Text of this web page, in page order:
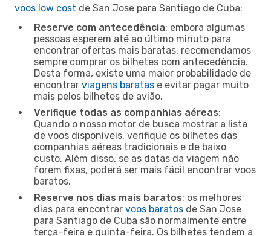
voos low cost de San Jose para Santiago de Cuba:
Reserve com antecedência: embora algumas
pessoas esperem até ao último minuto para
encontrar ofertas mais baratas, recomendamos
sempre comprar os bilhetes com antecedência.
Desta forma, existe uma maior probabilidade de
encontrar viagens baratas e evitar pagar muito
mais pelos bilhetes de avião.
Verifique todas as companhias aéreas:
Quando o nosso motor de busca mostrar a lista
de voos disponíveis, verifique os bilhetes das
companhias aéreas tradicionais e de baixo
custo. Além disso, se as datas da viagem não
forem fixas, poderá ser mais fácil encontrar voos
baratos.
Reserve nos dias mais baratos: os melhores
dias para encontrar voos baratos de San Jose
para Santiago de Cuba são normalmente entre
terça-feira e quinta-feira. Os bilhetes tendem a